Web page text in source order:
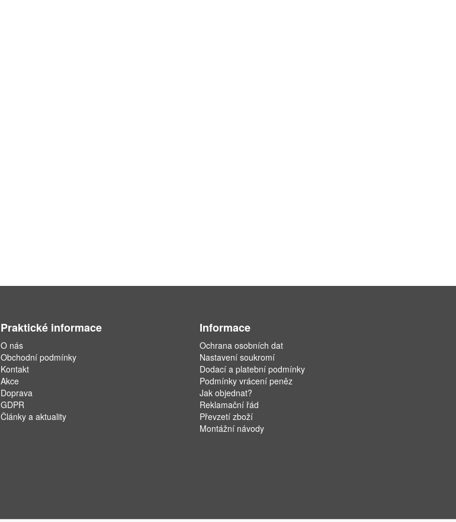
Praktické informace
O nás
Obchodní podmínky
Kontakt
Akce
Doprava
GDPR
Články a aktuality
Informace
Ochrana osobních dat
Nastavení soukromí
Dodací a platební podmínky
Podmínky vrácení peněz
Jak objednat?
Reklamační řád
Převzetí zboží
Montážní návody